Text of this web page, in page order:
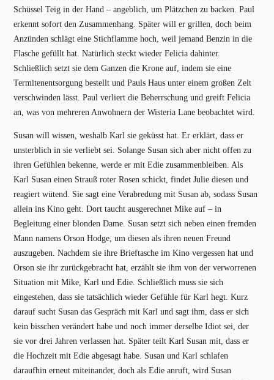
Schüssel Teig in der Hand – angeblich, um Plätzchen zu backen. Paul
erkennt sofort den Zusammenhang. Später will er grillen, doch beim
Anzünden schlägt eine Stichflamme hoch, weil jemand Benzin in die
Flasche gefüllt hat. Natürlich steckt wieder Felicia dahinter.
Schließlich setzt sie dem Ganzen die Krone auf, indem sie eine
Termitenentsorgung bestellt und Pauls Haus unter einem großen Zelt
verschwinden lässt. Paul verliert die Beherrschung und greift Felicia
an, was von mehreren Anwohnern der Wisteria Lane beobachtet wird.
Susan will wissen, weshalb Karl sie geküsst hat. Er erklärt, dass er
unsterblich in sie verliebt sei. Solange Susan sich aber nicht offen zu
ihren Gefühlen bekenne, werde er mit Edie zusammenbleiben. Als
Karl Susan einen Strauß roter Rosen schickt, findet Julie diesen und
reagiert wütend. Sie sagt eine Verabredung mit Susan ab, sodass Susan
allein ins Kino geht. Dort taucht ausgerechnet Mike auf – in
Begleitung einer blonden Dame. Susan setzt sich neben einen fremden
Mann namens Orson Hodge, um diesen als ihren neuen Freund
auszugeben. Nachdem sie ihre Brieftasche im Kino vergessen hat und
Orson sie ihr zurückgebracht hat, erzählt sie ihm von der verworrenen
Situation mit Mike, Karl und Edie. Schließlich muss sie sich
eingestehen, dass sie tatsächlich wieder Gefühle für Karl hegt. Kurz
darauf sucht Susan das Gespräch mit Karl und sagt ihm, dass er sich
kein bisschen verändert habe und noch immer derselbe Idiot sei, der
sie vor drei Jahren verlassen hat. Später teilt Karl Susan mit, dass er
die Hochzeit mit Edie abgesagt habe. Susan und Karl schlafen
daraufhin erneut miteinander, doch als Edie anruft, wird Susan